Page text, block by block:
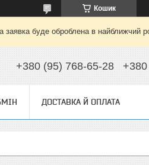
Кошик
заявка буде оброблена в найближчий
+380 (95) 768-65-28
ДОСТАВКА Й ОПЛАТА